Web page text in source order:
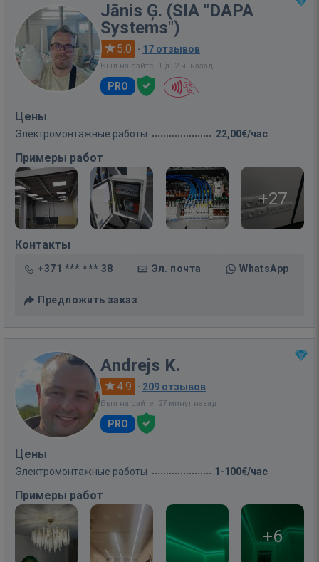
Jānis Ģ. (SIA "DAPA
Systems")
5.0 · 17 отзывов
Был на сайте: 1 д. 2 ч. назад
PRO
Цены
Электромонтажные работы 22,00€/час
Примеры работ
+27
Контакты
+371 *** *** 38 Эл. почта WhatsApp
Предложить заказ
Andrejs K.
4.9 · 209 отзывов
Был на сайте: 27 минут назад
PRO
Цены
Электромонтажные работы 1-100€/час
Примеры работ
+6